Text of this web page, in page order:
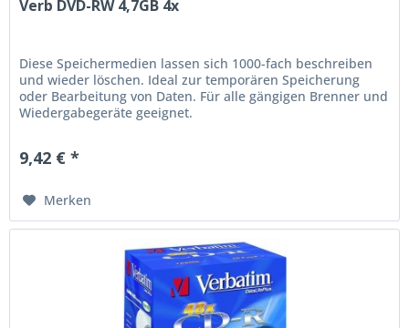
Verb DVD-RW 4,7GB 4x
Diese Speichermedien lassen sich 1000-fach beschreiben
und wieder löschen. Ideal zur temporären Speicherung
oder Bearbeitung von Daten. Für alle gängigen Brenner und
Wiedergabegeräte geeignet.
9,42 € *
Merken